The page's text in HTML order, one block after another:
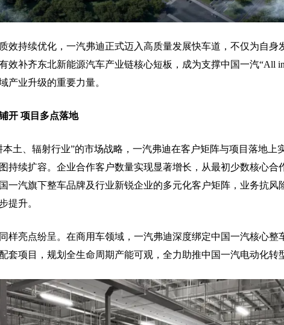
持续优化，一汽弗迪正式迈入高质量发展快车道，不仅为自身
效补齐东北新能源汽车产业链核心短板，成为支撑中国一汽“All
产业升级的重要力量。
项目多点落地
、辐射行业”的市场战略，一汽弗迪在客户矩阵与项目落地上
持续扩容。企业合作客户数量实现显著增长，从最初少数核心合
一汽旗下整车品牌及行业新锐企业的多元化客户矩阵，业务抗风
提升。
亮点纷呈。在商用车领域，一汽弗迪深度绑定中国一汽核心整
套项目，规划全生命周期产能可观，全力助推中国一汽电动化转